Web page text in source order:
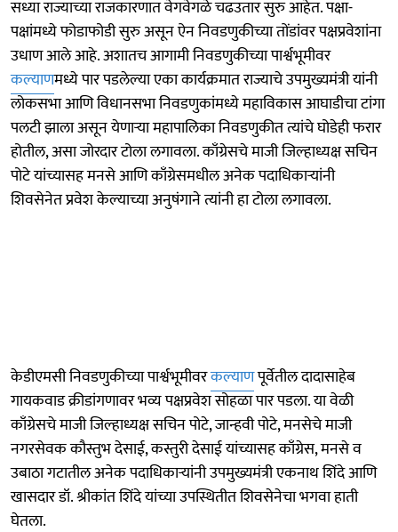
सध्या राज्याच्या राजकारणात वेगवेगळे चढउतार सुरु आहेत. पक्षा-
पक्षांमध्ये फोडाफोडी सुरु असून ऐन निवडणुकीच्या तोंडांवर पक्षप्रवेशांना
उधाण आले आहे. अशातच आगामी निवडणुकीच्या पार्श्वभूमीवर
कल्याणमध्ये पार पडलेल्या एका कार्यक्रमात राज्याचे उपमुख्यमंत्री यांनी
लोकसभा आणि विधानसभा निवडणुकांमध्ये महाविकास आघाडीचा टांगा
पलटी झाला असून येणाऱ्या महापालिका निवडणुकीत त्यांचे घोडेही फरार
होतील, असा जोरदार टोला लगावला. काँग्रेसचे माजी जिल्हाध्यक्ष सचिन
पोटे यांच्यासह मनसे आणि काँग्रेसमधील अनेक पदाधिकाऱ्यांनी
शिवसेनेत प्रवेश केल्याच्या अनुषंगाने त्यांनी हा टोला लगावला.
केडीएमसी निवडणुकीच्या पार्श्वभूमीवरकल्याणपूर्वेतील दादासाहेब
गायकवाड क्रीडांगणावर भव्य पक्षप्रवेश सोहळा पार पडला. या वेळी
काँग्रेसचे माजी जिल्हाध्यक्ष सचिन पोटे, जान्हवी पोटे, मनसेचे माजी
नगरसेवक कौस्तुभ देसाई, कस्तुरी देसाई यांच्यासह काँग्रेस, मनसे व
उबाठा गटातील अनेक पदाधिकाऱ्यांनी उपमुख्यमंत्री एकनाथ शिंदे आणि
खासदार डॉ. श्रीकांत शिंदे यांच्या उपस्थितीत शिवसेनेचा भगवा हाती
घेतला.